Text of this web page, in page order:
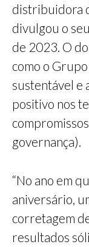
distribuidora
divulgou o
de 2023. O
como o
sustentável e
positivo nos
governança).
“No ano em
aniversário,
corretagem
resultados